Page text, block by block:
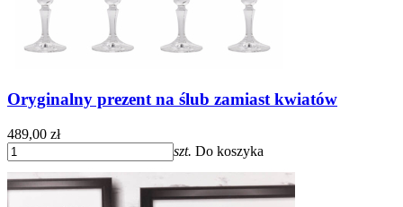
Oryginalny prezent na ślub zamiast kwiatów
489,00 zł
szt. Do koszyka